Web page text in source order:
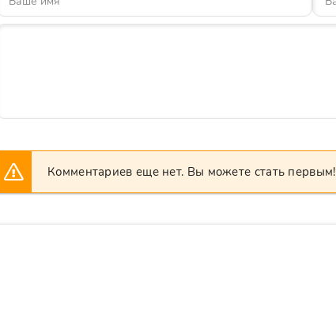
Комментариев еще нет. Вы можете стать первым!